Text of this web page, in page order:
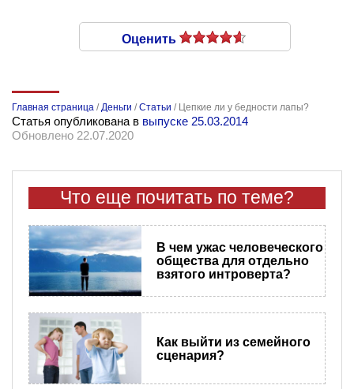
Оценить
Главная страница /Деньги /Статьи / Цепкие ли у бедности лапы?
Статья опубликована в выпуске 25.03.2014
Обновлено 22.07.2020
Что еще почитать по теме?
В чем ужас человеческого
общества для отдельно
взятого интроверта?
Как выйти из семейного
сценария?